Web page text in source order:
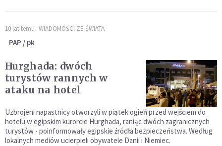
10 lat temu WIADOMOŚCI ZE ŚWIATA
PAP / pk
Hurghada: dwóch
turystów rannych w
ataku na hotel
Uzbrojeni napastnicy otworzyli w piątek ogień przed wejściem do
hotelu w egipskim kurorcie Hurghada, raniąc dwóch zagranicznych
turystów - poinformowały egipskie źródła bezpieczeństwa. Według
lokalnych mediów ucierpieli obywatele Danii i Niemiec.